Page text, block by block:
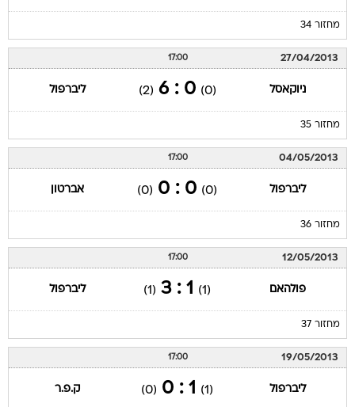
מחזור 34
27/04/2013
17:00
ניוקאסל (0)
0 : 6
(2) ליברפול
מחזור 35
04/05/2013
17:00
ליברפול (0)
0 : 0
(0) אברטון
מחזור 36
12/05/2013
17:00
פולהאם (1)
1 : 3
(1) ליברפול
מחזור 37
19/05/2013
17:00
ליברפול (1)
1 : 0
(0) ק.פ.ר